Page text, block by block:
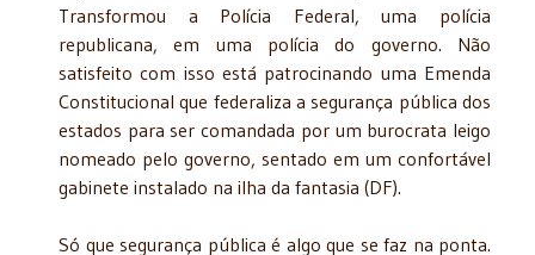
Transformou a Polícia Federal, uma polícia
republicana, em uma polícia do governo. Não
satisfeito com isso está patrocinando uma Emenda
Constitucional que federaliza a segurança pública dos
estados para ser comandada por um burocrata leigo
nomeado pelo governo, sentado em um confortável
gabinete instalado na ilha da fantasia (DF).
Só que segurança pública é algo que se faz na ponta.